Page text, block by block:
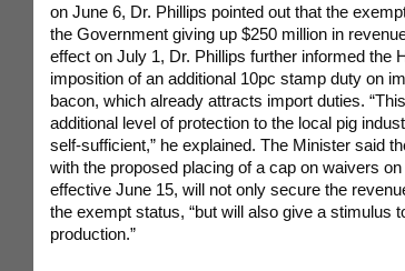
on June 6, Dr. Phillips pointed out that the
the Government giving up $250 million in
effect on July 1, Dr. Phillips further informed the
imposition of an additional 10pc stamp duty on
bacon, which already attracts import duties.
additional level of protection to the local pig
self-sufficient,” he explained. The Minister said
with the proposed placing of a cap on waivers
effective June 15, will not only secure the
the exempt status, “but will also give a stimulus
production.”